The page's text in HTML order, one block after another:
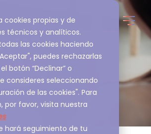
cookies propias y de
técnicos y analíticos.
las cookies haciendo
puedes rechazarlas
botón “Declinar” o
consideres seleccionando
de las cookies". Para
por favor, visita nuestra
hará seguimiento de tu